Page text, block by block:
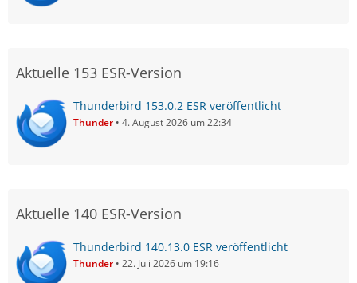
Aktuelle 153 ESR-Version
Thunderbird 153.0.2 ESR veröffentlicht
Thunder 4. August 2026 um 22:34
Aktuelle 140 ESR-Version
Thunderbird 140.13.0 ESR veröffentlicht
Thunder 22. Juli 2026 um 19:16